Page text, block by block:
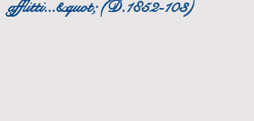
afflitti...&quot; (D.1852-103)